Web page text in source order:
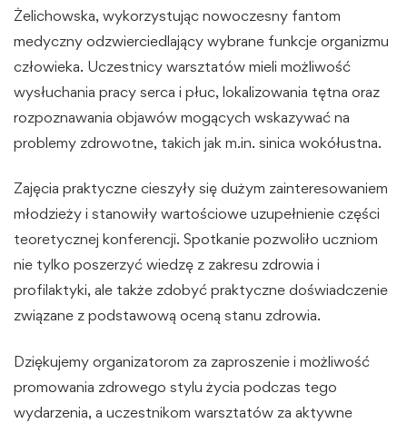
Żelichowska, wykorzystując nowoczesny fantom
medyczny odzwierciedlający wybrane funkcje organizmu
człowieka. Uczestnicy warsztatów mieli możliwość
wysłuchania pracy serca i płuc, lokalizowania tętna oraz
rozpoznawania objawów mogących wskazywać na
problemy zdrowotne, takich jak m.in. sinica wokółustna.
Zajęcia praktyczne cieszyły się dużym zainteresowaniem
młodzieży i stanowiły wartościowe uzupełnienie części
teoretycznej konferencji. Spotkanie pozwoliło uczniom
nie tylko poszerzyć wiedzę z zakresu zdrowia i
profilaktyki, ale także zdobyć praktyczne doświadczenie
związane z podstawową oceną stanu zdrowia.
Dziękujemy organizatorom za zaproszenie i możliwość
promowania zdrowego stylu życia podczas tego
wydarzenia, a uczestnikom warsztatów za aktywne